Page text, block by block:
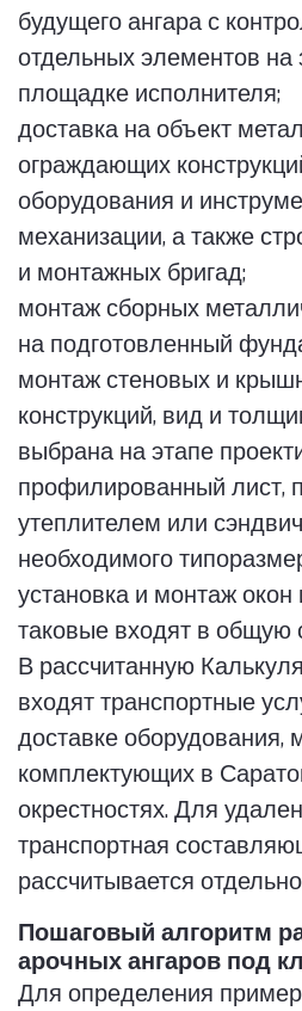
будущего ангара с
отдельных элементов на
площадке исполнителя;
доставка на объект
ограждающих
оборудования и
механизации, а также
и монтажных бригад;
монтаж сборных
на подготовленный
монтаж стеновых и
конструкций, вид и
выбрана на этапе
профилированный лист,
утеплителем или
необходимого
установка и монтаж окон
таковые входят в общую
В рассчитанную
входят транспортные
доставке оборудования,
комплектующих в
окрестностях. Для
транспортная
рассчитывается
Пошаговый алгоритм
арочных ангаров под
Для определения